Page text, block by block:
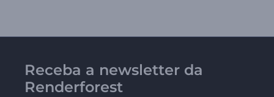
Receba a newsletter da
Renderforest